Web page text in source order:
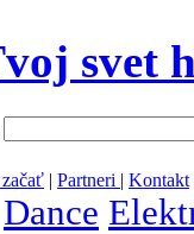
svet
| Partneri | Kontakt
Dance